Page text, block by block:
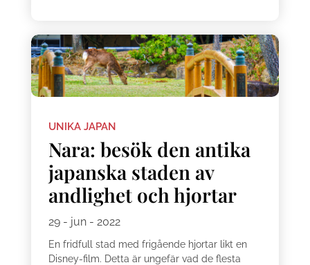
UNIKA JAPAN
Nara: besök den antika
japanska staden av
andlighet och hjortar
29 - jun - 2022
En fridfull stad med frigående hjortar likt en
Disney-film. Detta är ungefär vad de flesta